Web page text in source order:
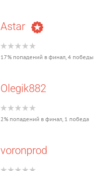
Astar
17% попадений в финал, 4 победы
Olegik882
2% попадений в финал, 1 победа
voronprod